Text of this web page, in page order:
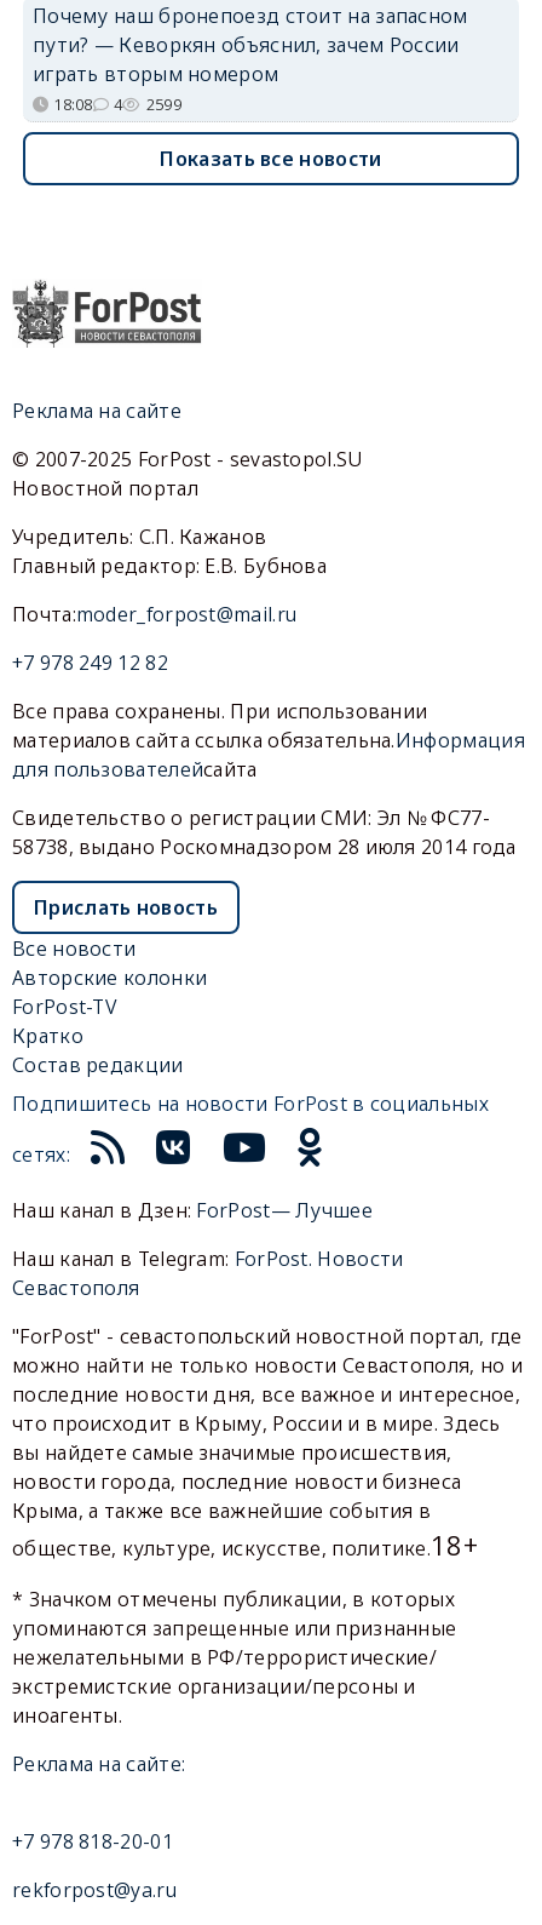
Почему наш бронепоезд стоит на запасном
пути? — Кеворкян объяснил, зачем России
играть вторым номером
18:08 4 2599
Показать все новости
Реклама на сайте
© 2007-2025 ForPost - sevastopol.SU
Новостной портал
Учредитель: С.П. Кажанов
Главный редактор: Е.В. Бубнова
Почта:moder_forpost@mail.ru
+7 978 249 12 82
Все права сохранены. При использовании
материалов сайта ссылка обязательна.Информация
для пользователейсайта
Свидетельство о регистрации СМИ: Эл № ФС77-
58738, выдано Роскомнадзором 28 июля 2014 года
Прислать новость
Все новости
Авторские колонки
ForPost-TV
Кратко
Состав редакции
Подпишитесь на новости ForPost в социальных
сетях:
Наш канал в Дзен: ForPost— Лучшее
Наш канал в Telegram: ForPost. Новости
Севастополя
"ForPost" - севастопольский новостной портал, где
можно найти не только новости Севастополя, но и
последние новости дня, все важное и интересное,
что происходит в Крыму, России и в мире. Здесь
вы найдете самые значимые происшествия,
новости города, последние новости бизнеса
Крыма, а также все важнейшие события в
обществе, культуре, искусстве, политике.18+
* Значком отмечены публикации, в которых
упоминаются запрещенные или признанные
нежелательными в РФ/террористические/
экстремистские организации/персоны и
иноагенты.
Реклама на сайте:
+7 978 818-20-01
rekforpost@ya.ru